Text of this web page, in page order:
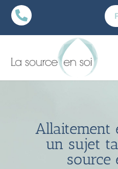

Allaitement
un sujet
source